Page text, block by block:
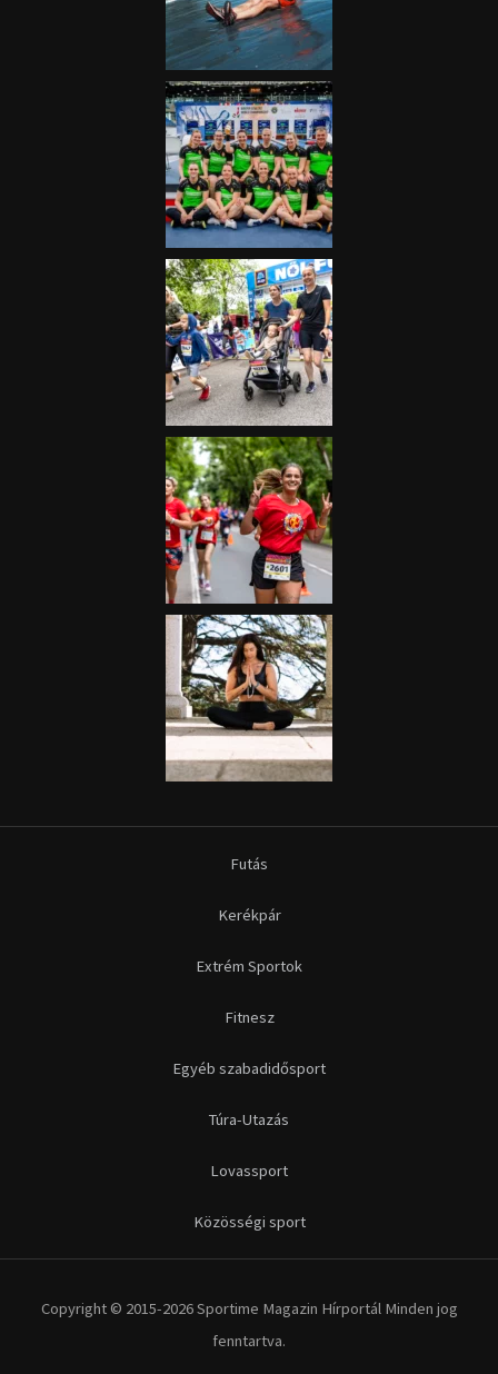
Futás
Kerékpár
Extrém Sportok
Fitnesz
Egyéb szabadidősport
Túra-Utazás
Lovassport
Közösségi sport
Copyright © 2015-2026 Sportime Magazin Hírportál Minden jog
fenntartva.